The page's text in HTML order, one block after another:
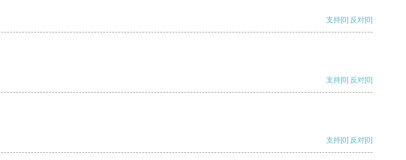
支持[0] 反对[0]
支持[0] 反对[0]
支持[0] 反对[0]